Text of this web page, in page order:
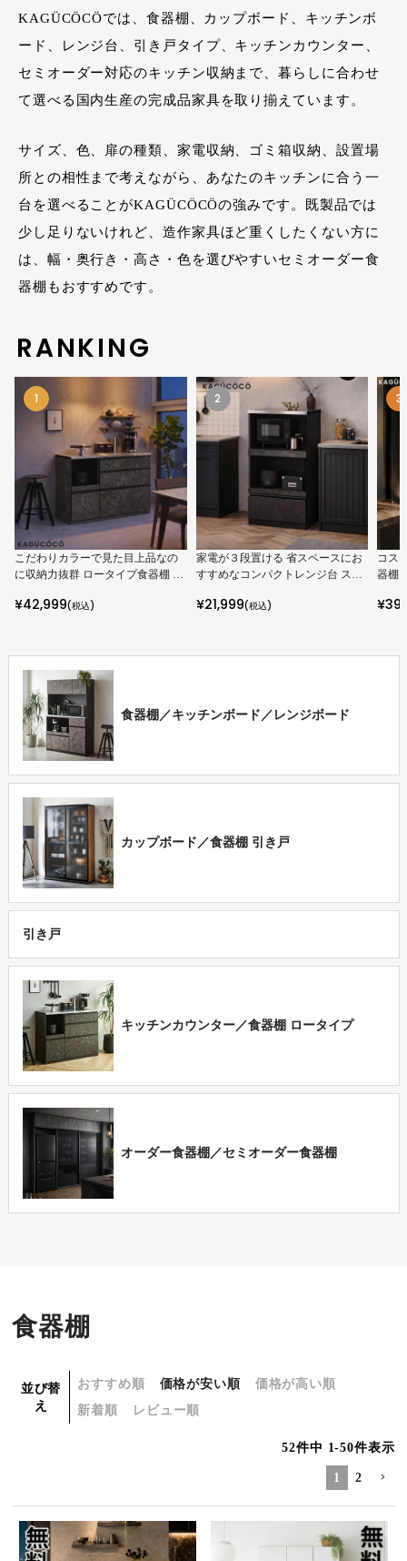
KAGÜCÖCÖでは、食器棚、カップボード、キッチンボ
ード、レンジ台、引き戸タイプ、キッチンカウンター、
セミオーダー対応のキッチン収納まで、暮らしに合わせ
て選べる国内生産の完成品家具を取り揃えています。
サイズ、色、扉の種類、家電収納、ゴミ箱収納、設置場
所との相性まで考えながら、あなたのキッチンに合う一
台を選べることがKAGÜCÖCÖの強みです。既製品では
少し足りないけれど、造作家具ほど重くしたくない方に
は、幅・奥行き・高さ・色を選びやすいセミオーダー食
器棚もおすすめです。
RANKING
1
こだわりカラーで見た目上品なの
に収納力抜群 ロータイプ食器棚 ア
¥42,999(税込)
2
家電が３段置ける 省スペースにお
すすめなコンパクトレンジ台 スイ
¥21,999(税込)
3
コス
器棚
¥
食器棚／キッチンボード／レンジボード
カップボード／食器棚 引き戸
引き戸
キッチンカウンター／食器棚 ロータイプ
オーダー食器棚／セミオーダー食器棚
食器棚
並び替
え
おすすめ順 価格が安い順
価格が高い順
新着順
レビュー順
52件中 1-50件表示
1 2